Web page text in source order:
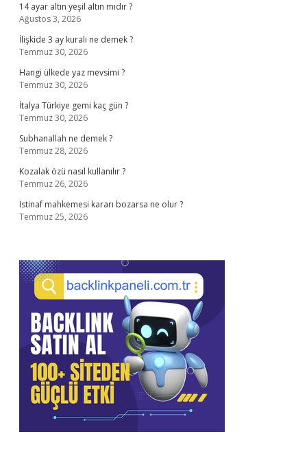
14 ayar altın yeşil altın mıdır ?
Ağustos 3, 2026
İlişkide 3 ay kuralı ne demek ?
Temmuz 30, 2026
Hangi ülkede yaz mevsimi ?
Temmuz 30, 2026
İtalya Türkiye gemi kaç gün ?
Temmuz 30, 2026
Subhanallah ne demek ?
Temmuz 28, 2026
Kozalak özü nasıl kullanılır ?
Temmuz 26, 2026
Istinaf mahkemesi kararı bozarsa ne olur ?
Temmuz 25, 2026